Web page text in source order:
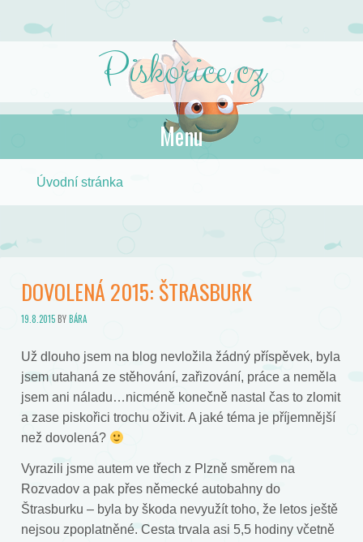
Piskořice.cz
Menu
Úvodní stránka
DOVOLENÁ 2015: ŠTRASBURK
19.8.2015BYBÁRA
Už dlouho jsem na blog nevložila žádný příspěvek, byla
jsem utahaná ze stěhování, zařizování, práce a neměla
jsem ani náladu…nicméně konečně nastal čas to zlomit
a zase piskořici trochu oživit. A jaké téma je příjemnější
než dovolená?
Vyrazili jsme autem ve třech z Plzně směrem na
Rozvadov a pak přes německé autobahny do
Štrasburku – byla by škoda nevyužít toho, že letos ještě
nejsou zpoplatněné. Cesta trvala asi 5,5 hodiny včetně